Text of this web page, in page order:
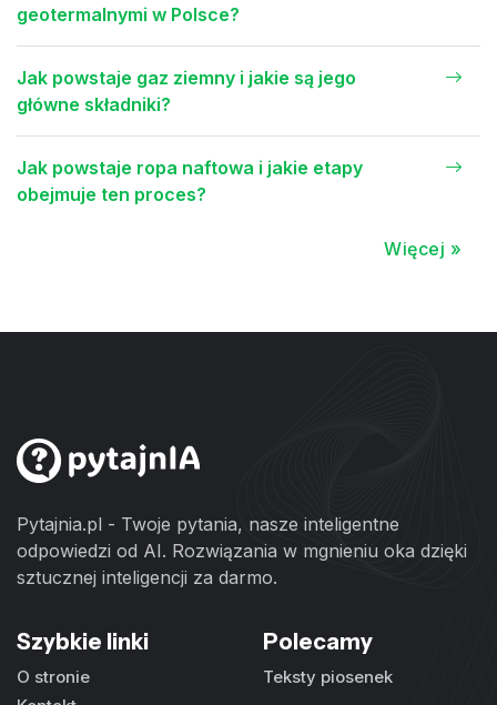
geotermalnymi w Polsce?
Jak powstaje gaz ziemny i jakie są jego
główne składniki?
Jak powstaje ropa naftowa i jakie etapy
obejmuje ten proces?
Więcej »
Pytajnia.pl - Twoje pytania, nasze inteligentne
odpowiedzi od AI. Rozwiązania w mgnieniu oka dzięki
sztucznej inteligencji za darmo.
Szybkie linki
O stronie
Polecamy
Teksty piosenek